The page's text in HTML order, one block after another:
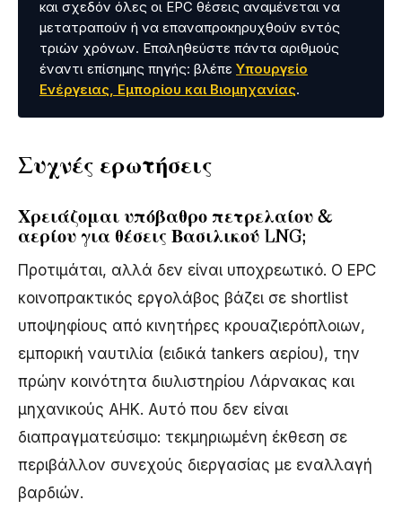
και σχεδόν όλες οι EPC θέσεις αναμένεται να
μετατραπούν ή να επαναπροκηρυχθούν εντός
τριών χρόνων. Επαληθεύστε πάντα αριθμούς
έναντι επίσημης πηγής: βλέπε Υπουργείο
Ενέργειας, Εμπορίου και Βιομηχανίας.
Συχνές ερωτήσεις
Χρειάζομαι υπόβαθρο πετρελαίου &
αερίου για θέσεις Βασιλικού LNG;
Προτιμάται, αλλά δεν είναι υποχρεωτικό. Ο EPC
κοινοπρακτικός εργολάβος βάζει σε shortlist
υποψηφίους από κινητήρες κρουαζιερόπλοιων,
εμπορική ναυτιλία (ειδικά tankers αερίου), την
πρώην κοινότητα διυλιστηρίου Λάρνακας και
μηχανικούς ΑΗΚ. Αυτό που δεν είναι
διαπραγματεύσιμο: τεκμηριωμένη έκθεση σε
περιβάλλον συνεχούς διεργασίας με εναλλαγή
βαρδιών.